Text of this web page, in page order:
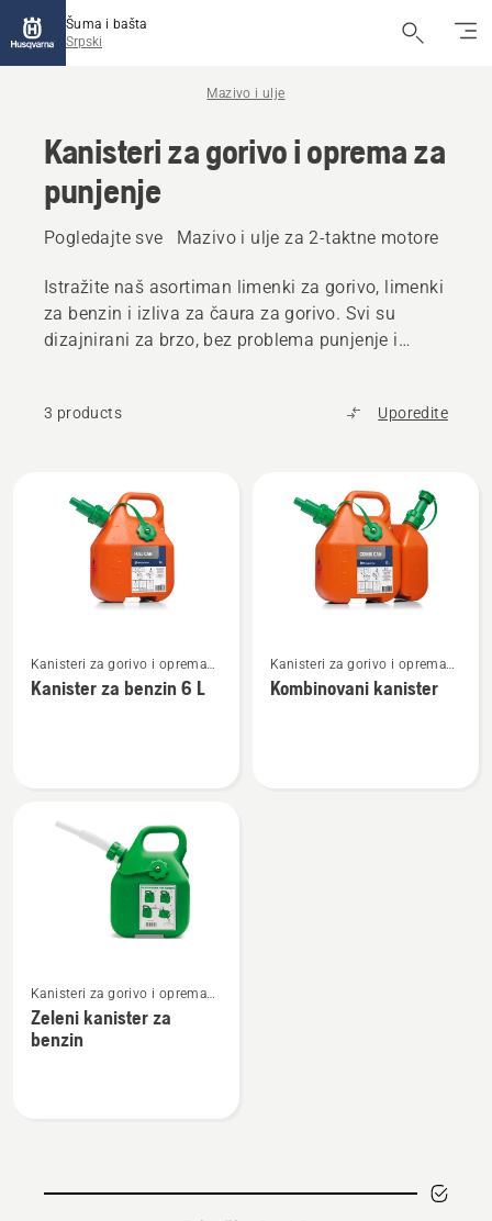
Šuma i bašta
Srpski
Mazivo i ulje
Kanisteri za gorivo i oprema za
punjenje
Pogledajte sve Mazivo i ulje za 2-taktne motore
Istražite naš asortiman limenki za gorivo, limenki
za benzin i izliva za čaura za gorivo. Svi su
dizajnirani za brzo, bez problema punjenje i
3 products Uporedite
products
više
detalja
Kanisteri za gorivo i oprema
za punjenje
Kanister za benzin 6 L
više
detalja
Kanisteri za gorivo i oprema
za punjenje
Kombinovani kanister
više
detalja
Kanisteri za gorivo i oprema
za punjenje
Zeleni kanister za
benzin